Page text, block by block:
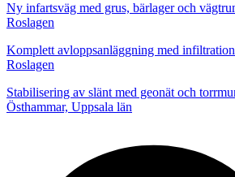
Ny infartsväg med grus, bärlager och
Roslagen
Komplett avloppsanläggning med
Roslagen
Stabilisering av slänt med geonät och
Östhammar, Uppsala län